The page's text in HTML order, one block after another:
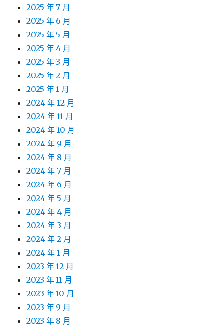
2025 年 7 月
2025 年 6 月
2025 年 5 月
2025 年 4 月
2025 年 3 月
2025 年 2 月
2025 年 1 月
2024 年 12 月
2024 年 11 月
2024 年 10 月
2024 年 9 月
2024 年 8 月
2024 年 7 月
2024 年 6 月
2024 年 5 月
2024 年 4 月
2024 年 3 月
2024 年 2 月
2024 年 1 月
2023 年 12 月
2023 年 11 月
2023 年 10 月
2023 年 9 月
2023 年 8 月